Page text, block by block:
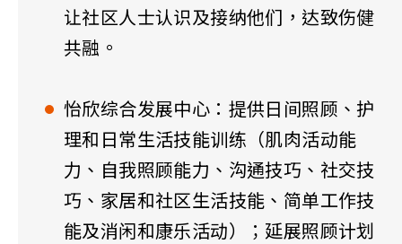
让社区人士认识及接纳他们，达致伤健
共融。
怡欣综合发展中心：提供日间照顾、护
理和日常生活技能训练（肌肉活动能
力、自我照顾能力、沟通技巧、社交技
巧、家居和社区生活技能、简单工作技
能及消闲和康乐活动）；延展照顾计划